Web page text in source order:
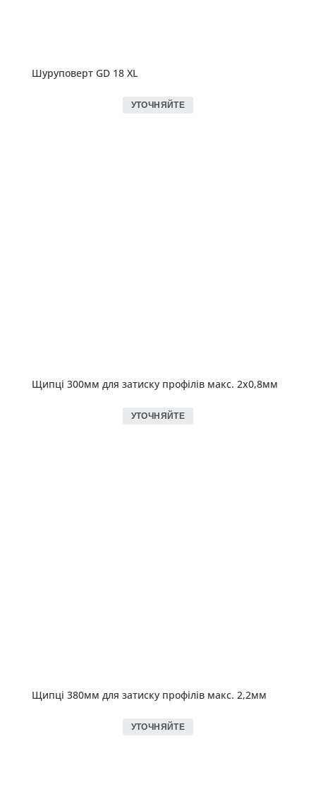
Шуруповерт GD 18 XL
УТОЧНЯЙТЕ
Щипці 300мм для затиску профілів макс. 2х0,8мм
УТОЧНЯЙТЕ
Щипці 380мм для затиску профілів макс. 2,2мм
УТОЧНЯЙТЕ